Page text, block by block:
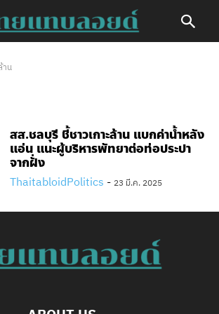
าน
สส.ชลบุรี ชี้ชาวเกาะล้าน แบกค่าน้ำหลัง
แอ่น แนะผู้บริหารพัทยาต่อท่อประปา
จากฝั่ง
ThaitabloidPolitics - 23 มี.ค. 2025